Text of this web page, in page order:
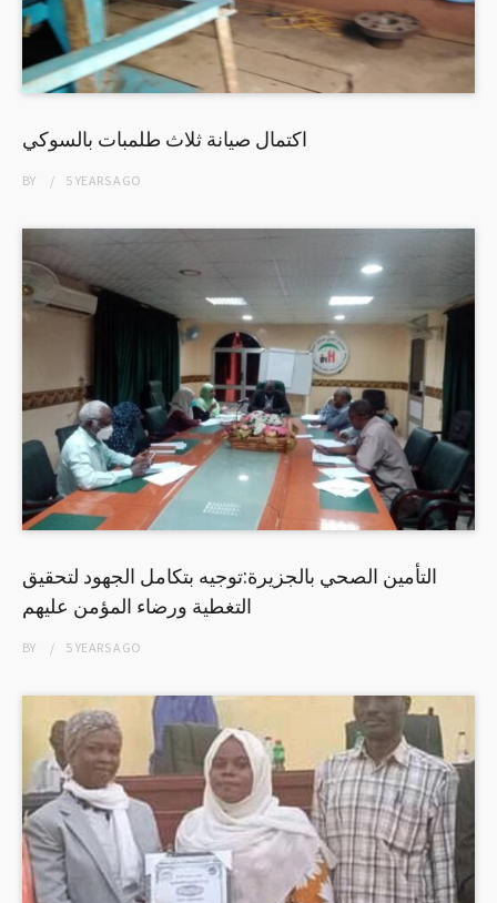
اكتمال صيانة ثلاث طلمبات بالسوكي
BY 5 YEARSAGO
التأمين الصحي بالجزيرة:توجيه بتكامل الجهود لتحقيق
التغطية ورضاء المؤمن عليهم
BY 5 YEARSAGO